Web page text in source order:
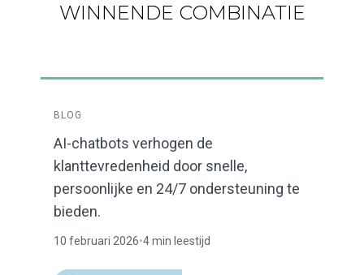
WINNENDE COMBINATIE
BLOG
AI-chatbots verhogen de
klanttevredenheid door snelle,
persoonlijke en 24/7 ondersteuning te
bieden.
10 februari 2026•4 min leestijd